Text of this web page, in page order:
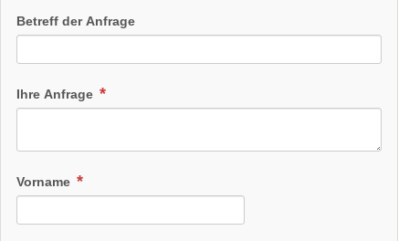
Betreff der Anfrage
Ihre Anfrage
Vorname